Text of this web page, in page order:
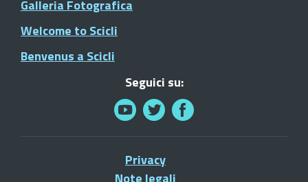
Galleria Fotografica
Welcome to Scicli
Benvenus a Scicli
Seguici su:
Privacy
Note legali